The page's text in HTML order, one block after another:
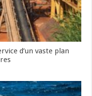
d’un vaste plan